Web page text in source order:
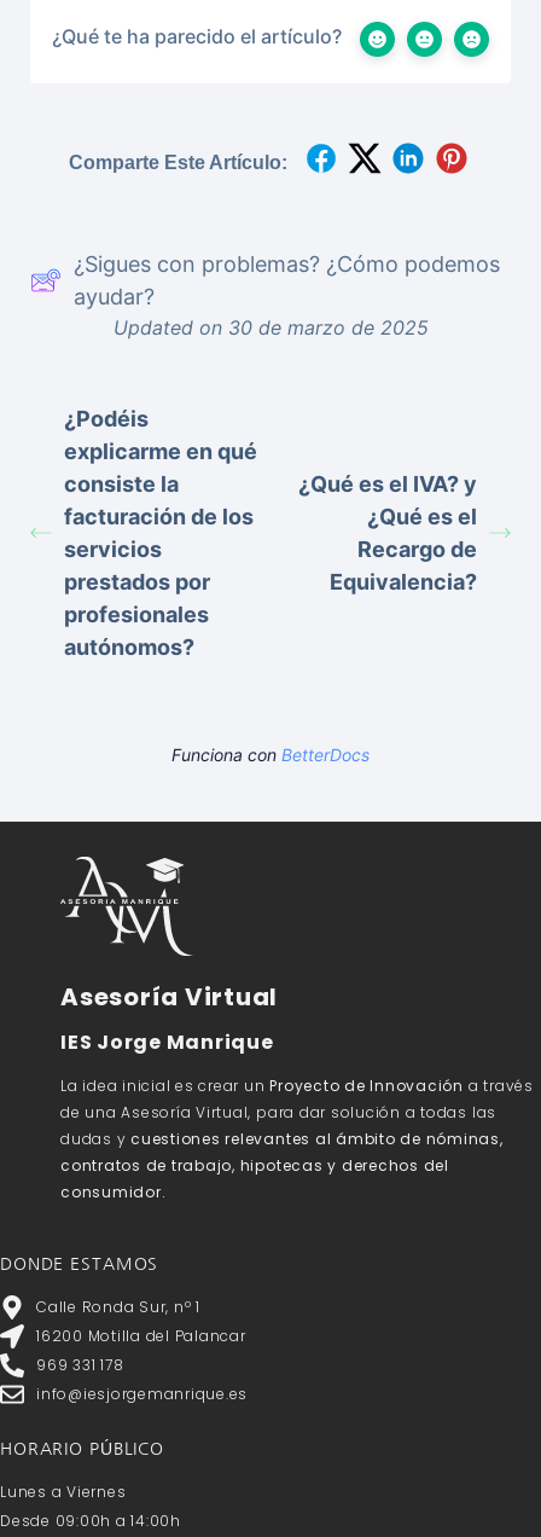
¿Qué te ha parecido el artículo?
Comparte Este Artículo:
¿Sigues con problemas? ¿Cómo podemos
ayudar?
Updated on 30 de marzo de 2025
¿Podéis
explicarme en qué
consiste la
facturación de los
servicios
prestados por
profesionales
autónomos?
¿Qué es el IVA? y
¿Qué es el
Recargo de
Equivalencia?
Funciona con BetterDocs
Asesoría Virtual
IES Jorge Manrique
La idea inicial es crear unProyecto de Innovación a través
de una Asesoría Virtual, para dar solución a todas las
dudas y cuestiones relevantes al ámbito de nóminas,
contratos de trabajo, hipotecas y derechos del
consumidor.
DONDE ESTAMOS
Calle Ronda Sur, nº 1
16200 Motilla del Palancar
969 331 178
info@iesjorgemanrique.es
HORARIO PÚBLICO
Lunes a Viernes
Desde 09:00h a 14:00h